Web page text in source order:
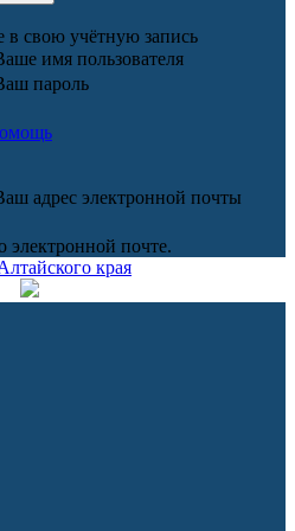
в свою учётную запись
имя пользователя
пароль
адрес электронной почты
электронной почте.
края